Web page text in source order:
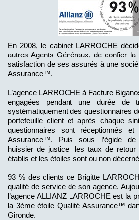
En 2008, le cabinet LARROCHE décide, comme plus de 135
autres Agents Généraux, de confier
satisfaction de ses assurés à une
Assurance™.
L’agence LARROCHE à Facture
engagées pendant une durée de
systématiquement des questionnaires
portefeuille client et après chaque
questionnaires sont réceptionnés
Assurance™. Puis sous l’égide de
huissier de justice, les taux de
établis et les étoiles sont ou non
93 % des clients de Brigitte
qualité de service de son agence.
l’agence ALLIANZ LARROCHE est la
la 3ème étoile Qualité Assurance™
Gironde.